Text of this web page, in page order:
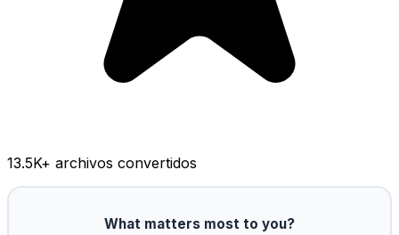
13.5K+ archivos convertidos
What matters most to you?